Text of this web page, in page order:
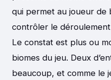
qui permet au joueur de
contrôler le
Le constat est plus ou
biomes du jeu. Deux
beaucoup, et comme le